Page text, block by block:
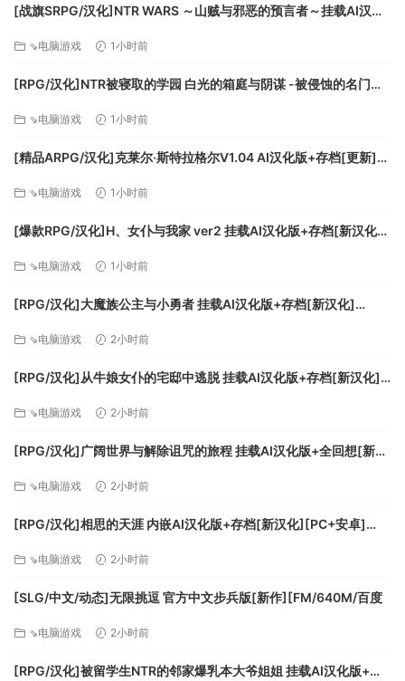
而这个传统也被完整继承到了本作中。
在无数次的失败与挫折中一点点找出自己的攻略方法，持续推
正是本作独有且难能可贵的体验。
征。
除了系列中常见的”骑士枪”和”匕首”之外，
会边在地面滚动边碾压敌人的”铁刺球”等，
亚瑟除了有丰富多彩的武器之外，还能学会可用于战斗的特色
魔法和技能。
的武器数量的技能：”武器增量”等，各具特色的魔法和技能都有
助于攻略「魔界」。
富多彩的武器和魔法／技能，
本作中，除了可以独自一人，勇敢地向困难发起挑战，
还能通过系列首次出现的支援角色“三贤者”，
只要连接2个控制器，就可轻松地跟朋友一同畅玩！
跟让人捏一把汗的单人游玩体验截然不同，
可以感受到犹如派对般的游戏体验。
[战旗SRPG/汉化]NTR WARS ～山贼与邪恶的预言者～挂载AI汉化
⇘电脑游戏 1小时前
[RPG/汉化]NTR被寝取的学园 白光的箱庭与阴谋 -被侵蚀的名门女
⇘电脑游戏 1小时前
[精品ARPG/汉化]克莱尔·斯特拉格尔V1.04 AI汉化版+存档[更新]
⇘电脑游戏 1小时前
[爆款RPG/汉化]H、女仆与我家 ver2 挂载AI汉化版+存档[新汉化]
⇘电脑游戏 1小时前
[RPG/汉化]大魔族公主与小勇者 挂载AI汉化版+存档[新汉化]
⇘电脑游戏 2小时前
[RPG/汉化]从牛娘女仆的宅邸中逃脱 挂载AI汉化版+存档[新汉化]
⇘电脑游戏 2小时前
[RPG/汉化]广阔世界与解除诅咒的旅程 挂载AI汉化版+全回想[新汉
⇘电脑游戏 2小时前
[RPG/汉化]相思的天涯 内嵌AI汉化版+存档[新汉化][PC+安卓]
⇘电脑游戏 2小时前
[SLG/中文/动态]无限挑逗 官方中文步兵版[新作][FM/640M/百度
⇘电脑游戏 2小时前
[RPG/汉化]被留学生NTR的邻家爆乳本大爷姐姐 挂载AI汉化版+存